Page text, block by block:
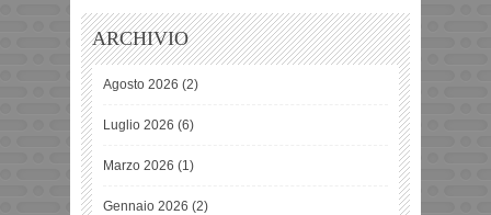
ARCHIVIO
Agosto 2026 (2)
Luglio 2026 (6)
Marzo 2026 (1)
Gennaio 2026 (2)